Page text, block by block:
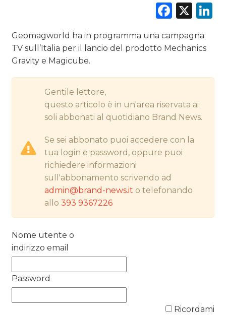
TV
RICERCHE
PREVISIONI/SCENARI
NORMATIVE
CASE HISTORY
OPINIONI
X
Geomagworld ha in programma una campagna
TV sull’Italia per il lancio del prodotto Mechanics
Gravity e Magicube.
Gentile lettore,
questo articolo è in un'area riservata ai
soli abbonati al quotidiano Brand News.
Se sei abbonato puoi accedere con la
tua login e password, oppure puoi
richiedere informazioni
sull'abbonamento scrivendo ad
admin@brand-news.it o telefonando
allo393 9367226
Nome utente o
indirizzo email
Password
Ricordami